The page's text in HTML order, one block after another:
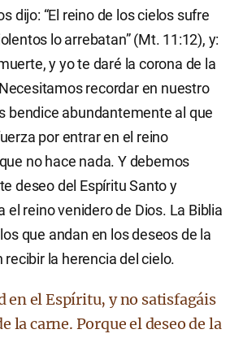
dijo: “El reino de los cielos sufre
lo arrebatan” (Mt. 11:12), y:
y yo te daré la corona de la
recordar en nuestro
bendice abundantemente al que
por entrar en el reino
no hace nada. Y debemos
deseo del Espíritu Santo y
el reino venidero de Dios. La Biblia
que andan en los deseos de la
recibir la herencia del cielo.
en el Espíritu, y no satisfagáis
la carne. Porque el deseo de la